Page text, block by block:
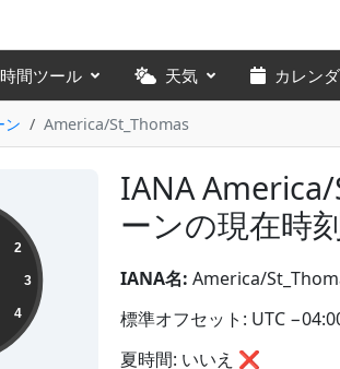
時間ツール 天気 カレン
ン America/St_Thomas
IANA
ーンの現在時
2
3
4
IANA名: America/
標準オフセット: UTC
夏時間: いいえ ❌